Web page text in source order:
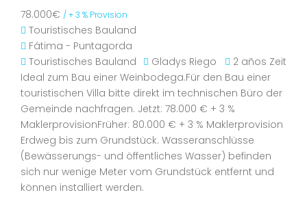
78.000€ / + 3 % Provision
Touristisches Bauland
Fátima - Puntagorda
Touristisches Bauland
Gladys Riego
2 años Zeit
Ideal zum Bau einer Weinbodega.Für den Bau einer
touristischen Villa bitte direkt im technischen Büro der
Gemeinde nachfragen. Jetzt: 78.000 € + 3 %
MaklerprovisionFrüher: 80.000 € + 3 % Maklerprovision
Erdweg bis zum Grundstück. Wasseranschlüsse
(Bewässerungs- und öffentliches Wasser) befinden
sich nur wenige Meter vom Grundstück entfernt und
können installiert werden.